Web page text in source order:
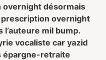
désormais
overnight
mil bump.
vocaliste car yazid
épargne-retraite